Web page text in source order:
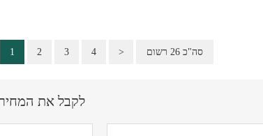
1 2 3 4 > סה"כ 26 רשום
לקבל את המחיר